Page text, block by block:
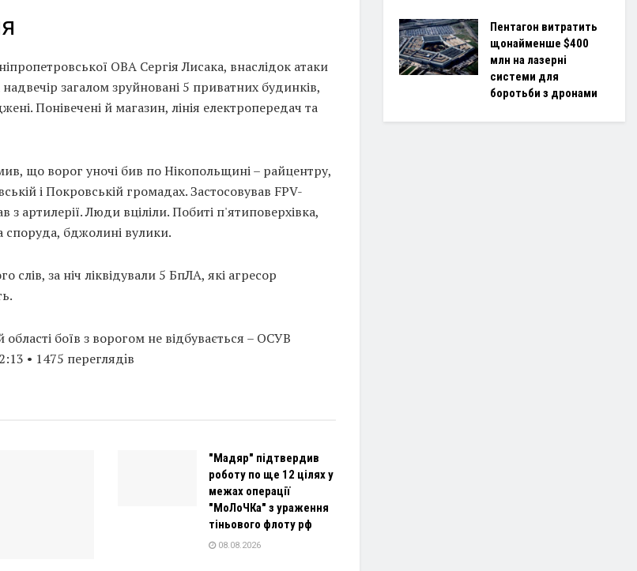
ОВА Сергія Лисака, внаслідок атаки
загалом зруйновані 5 приватних будинків,
Понівечені й магазин, лінія електропередач та
що ворог уночі бив по Нікопольщині – райцентру,
і Покровській громадах. Застосовував FPV-
з артилерії. Люди вціліли. Побиті п'ятиповерхівка,
споруда, бджолині вулики.
слів, за ніч ліквідували 5 БпЛА, які агресор
області боїв з ворогом не відбувається – ОСУВ
• 1475 переглядiв
"Мадяр" підтвердив
роботу по ще 12 цілях у
межах операції
"МоЛоЧКа" з ураження
тіньового флоту рф
08.08.2026
Пентагон витратить
щонайменше $400
млн на лазерні
системи для
боротьби з дронами